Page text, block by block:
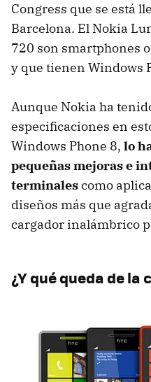
Congress que se está
Barcelona. El Nokia
720 son smartphones
y que tienen Windows
Aunque Nokia ha
especificaciones en
Windows Phone 8, lo
pequeñas mejoras e
terminalescomo
diseños más que
cargador inalámbrico
¿Y qué queda de la